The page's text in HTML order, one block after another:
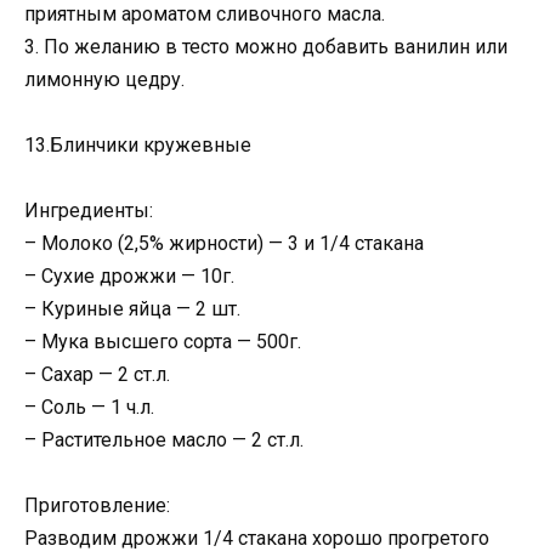
приятным ароматом сливочного масла.
3. По желанию в тесто можно добавить ванилин или
лимонную цедру.
13.Блинчики кружевные
Ингредиенты:
– Молоко (2,5% жирности) — 3 и 1/4 стакана
– Сухие дрожжи — 10г.
– Куриные яйца — 2 шт.
– Мука высшего сорта — 500г.
– Сахар — 2 ст.л.
– Соль — 1 ч.л.
– Растительное масло — 2 ст.л.
Приготовление:
Разводим дрожжи 1/4 стакана хорошо прогретого